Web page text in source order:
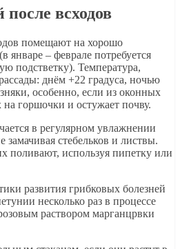
после всходов
помещают на хорошо
– феврале потребуется
подстветку). Температура,
днём +22 градуса, ночью
особенно, если из оконных
горшочки и остужает почву.
в регулярном увлажнении
замачивая стебельков и листвы.
поливают, используя пипетку или
развития грибковых болезней
несколько раз в процессе
раствором марганцрвки